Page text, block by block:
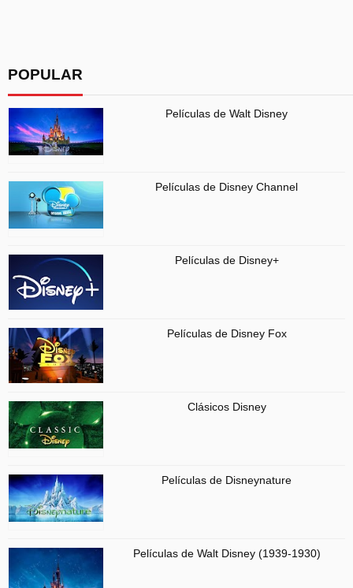
POPULAR
Películas de Walt Disney
Películas de Disney Channel
Películas de Disney+
Películas de Disney Fox
Clásicos Disney
Películas de Disneynature
Películas de Walt Disney (1939-1930)